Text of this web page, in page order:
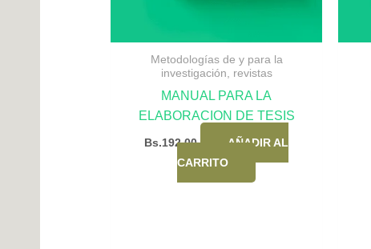
Metodologías de y para la
investigación, revistas
MANUAL PARA LA
ELABORACION DE TESIS
Bs.192,00
AÑADIR AL
CARRITO